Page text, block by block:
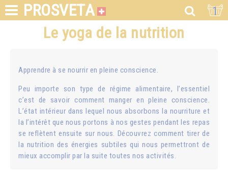
PROSVETA 1
Le yoga de la nutrition
Apprendre à se nourrir en pleine conscience.
Peu importe son type de régime alimentaire, l’essentiel
c’est de savoir comment manger en pleine conscience.
L’état intérieur dans lequel nous absorbons la nourriture et
la l’intérêt que nous portons à nos gestes pendant les repas
se reflètent ensuite sur nous. Découvrez comment tirer de
la nutrition des énergies subtiles qui nous permettront de
mieux accomplir par la suite toutes nos activités.